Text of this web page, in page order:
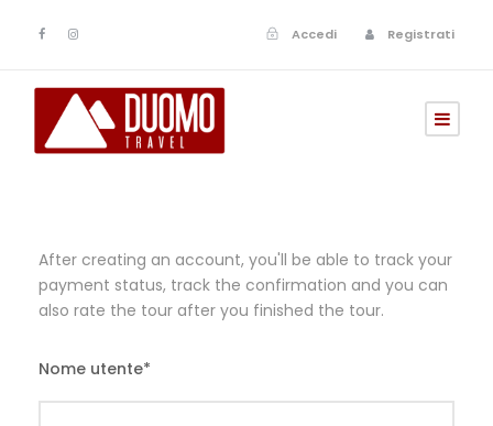
Accedi Registrati
After creating an account, you'll be able to track your
payment status, track the confirmation and you can
also rate the tour after you finished the tour.
Nome utente*